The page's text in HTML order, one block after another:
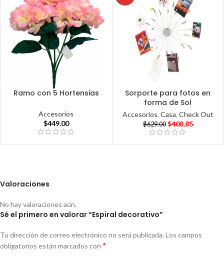
Ramo con 5 Hortensias
Accesorios
$449.00
Sorporte para fotos en
forma de Sol
Accesorios, Casa, Check Out
$629.00 $408.85
Valoraciones
No hay valoraciones aún.
Sé el primero en valorar “Espiral decorativo”
Tu dirección de correo electrónico no será publicada. Los campos
obligatorios están marcados con *